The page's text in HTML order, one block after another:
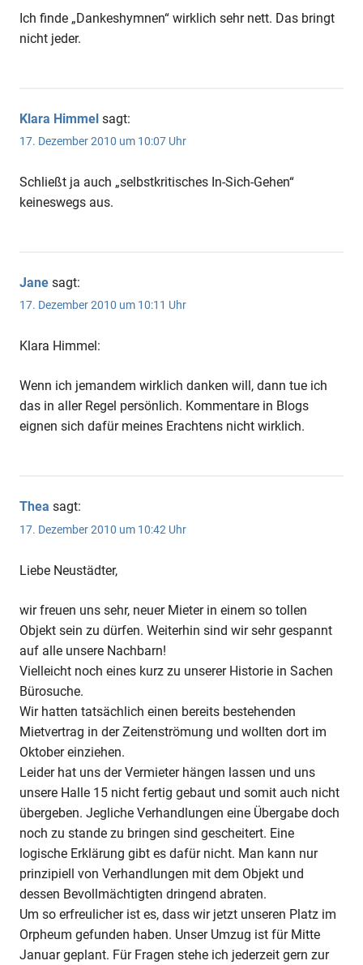
Ich finde „Dankeshymnen“ wirklich sehr nett. Das bringt
nicht jeder.
Klara Himmel sagt:
17. Dezember 2010 um 10:07 Uhr
Schließt ja auch „selbstkritisches In-Sich-Gehen“
keineswegs aus.
Jane sagt:
17. Dezember 2010 um 10:11 Uhr
Klara Himmel:
Wenn ich jemandem wirklich danken will, dann tue ich
das in aller Regel persönlich. Kommentare in Blogs
eignen sich dafür meines Erachtens nicht wirklich.
Thea sagt:
17. Dezember 2010 um 10:42 Uhr
Liebe Neustädter,
wir freuen uns sehr, neuer Mieter in einem so tollen
Objekt sein zu dürfen. Weiterhin sind wir sehr gespannt
auf alle unsere Nachbarn!
Vielleicht noch eines kurz zu unserer Historie in Sachen
Bürosuche.
Wir hatten tatsächlich einen bereits bestehenden
Mietvertrag in der Zeitenströmung und wollten dort im
Oktober einziehen.
Leider hat uns der Vermieter hängen lassen und uns
unsere Halle 15 nicht fertig gebaut und somit auch nicht
übergeben. Jegliche Verhandlungen eine Übergabe doch
noch zu stande zu bringen sind gescheitert. Eine
logische Erklärung gibt es dafür nicht. Man kann nur
prinzipiell von Verhandlungen mit dem Objekt und
dessen Bevollmächtigten dringend abraten.
Um so erfreulicher ist es, dass wir jetzt unseren Platz im
Orpheum gefunden haben. Unser Umzug ist für Mitte
Januar geplant. Für Fragen stehe ich jederzeit gern zur